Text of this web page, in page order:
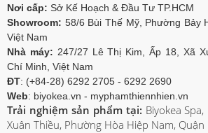
Nơi cấp: Sở Kế Hoạch & Đầu Tư TP.HCM
Showroom: 58/6 Bùi Thế Mỹ, Phường Bảy
Việt Nam
Nhà máy: 247/27 Lê Thị Kim, Ấp 18, Xã
Chí Minh, Việt Nam
ĐT: (+84-28) 6292 2705 - 6292 2690
Web: biyokea.vn - myphamthiennhien.vn
Trải nghiệm sản phẩm tại: Biyokea
Xuân Thiều, Phường Hòa Hiệp Nam,